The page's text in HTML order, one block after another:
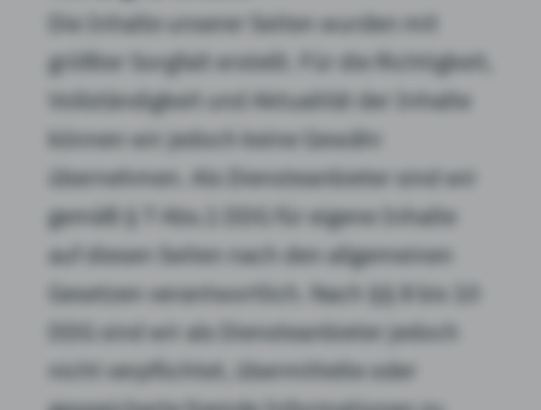
Die Inhalte unserer Seiten wurden mit
größter Sorgfalt erstellt. Für die Richtigkeit,
Vollständigkeit und Aktualität der Inhalte
können wir jedoch keine Gewähr
übernehmen. Als Diensteanbieter sind wir
gemäß § 7 Abs.1 DDG für eigene Inhalte
auf diesen Seiten nach den allgemeinen
Gesetzen verantwortlich. Nach §§ 8 bis 10
DDG sind wir als Diensteanbieter jedoch
nicht verpflichtet, übermittelte oder